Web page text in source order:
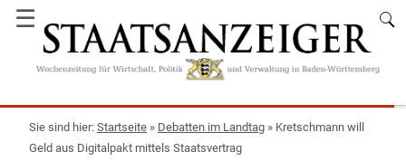
☰
Startseite » Debatten im Landtag » Kretschmann will
Geld aus Digitalpakt mittels Staatsvertrag